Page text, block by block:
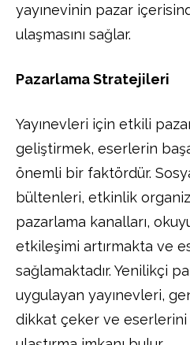
yayınevinin pazar
ulaşmasını sağlar.
Pazarlama Stratejileri
Yayınevleri için etkili
geliştirmek, eserlerin
önemli bir faktördür.
bültenleri, etkinlik
pazarlama kanalları,
etkileşimi artırmakta ve
sağlamaktadır. Yenilikçi
uygulayan yayınevleri,
dikkat çeker ve